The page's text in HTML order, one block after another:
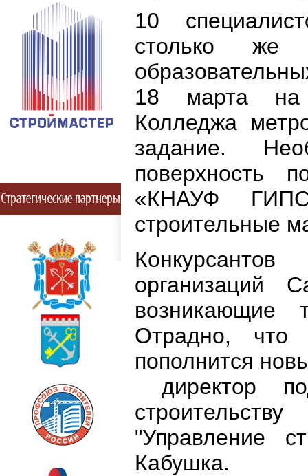
10
столько же
18 марта на
Колледжа
задание.
поверхность
«КНАУФ
строительные
организаций
возникающие
Отрадно, что
пополнится
директор
"Управление
Кабушка.